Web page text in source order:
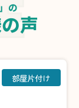
の
声
部屋片付け